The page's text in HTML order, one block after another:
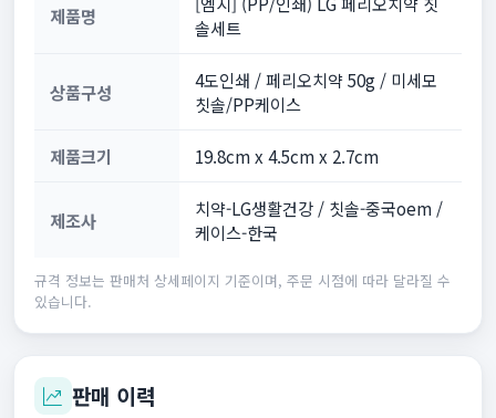
제품명
솔세트
상품구성
4도인쇄 / 페리오치약 50g / 미세모
칫솔/PP케이스
제품크기 19.8cm x 4.5cm x 2.7cm
제조사
치약-LG생활건강 / 칫솔-중국oem /
케이스-한국
규격 정보는 판매처 상세페이지 기준이며, 주문 시점에 따라 달라질 수
있습니다.
판매 이력